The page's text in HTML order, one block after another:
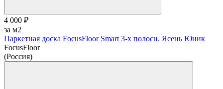
4 000 ₽
за м2
Паркетная доска FocusFloor Smart 3-х полосн. Ясень Юник
FocusFloor
(Россия)